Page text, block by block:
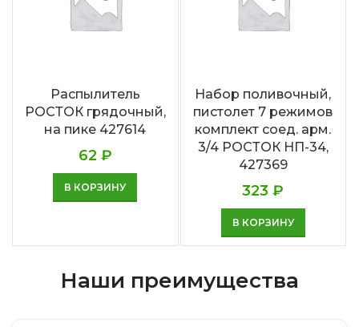
Распылитель
РОСТОК грядочный,
на пике 427614
62 ₽
В КОРЗИНУ
Набор поливочный,
пистолет 7 режимов
комплект соед. арм.
3/4 РОСТОК НП-34,
427369
323₽
В КОРЗИНУ
Наши преимущества